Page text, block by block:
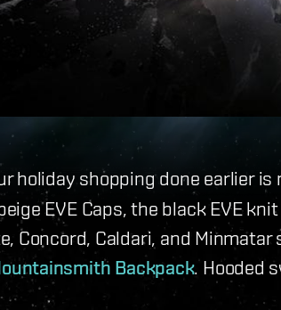
holiday shopping done earlier
EVE Caps, the black EVE
Concord, Caldari, and
Backpack. Hooded